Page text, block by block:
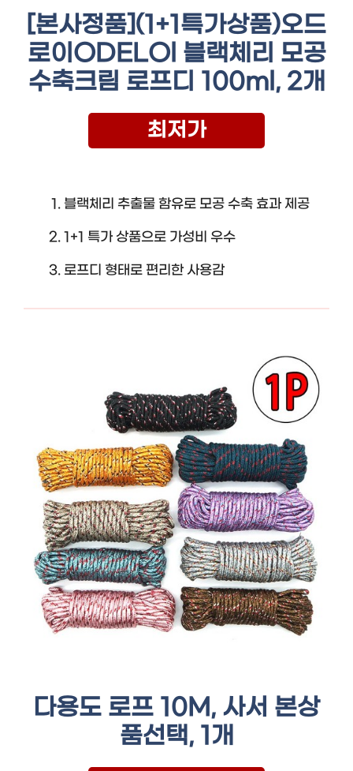
[본사정품](1+1특가상품)오드
로이ODELOl 블랙체리 모공
수축크림 로프디 100ml, 2개
최저가
블랙체리 추출물 함유로 모공 수축 효과 제공
1+1 특가 상품으로 가성비 우수
로프디 형태로 편리한 사용감
다용도 로프 10M, 사서 본상
품선택, 1개